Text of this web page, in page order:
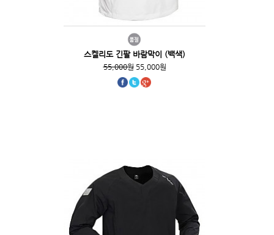
스켈리도 긴팔 바람막이 (백색)
55,000원55,000원